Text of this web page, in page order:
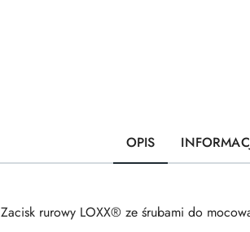
OPIS
Zacisk rurowy LOXX® ze śrubami do